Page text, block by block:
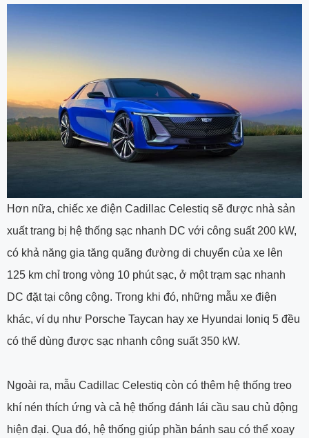
Hơn nữa, chiếc xe điện Cadillac Celestiq sẽ được nhà sản
xuất trang bị hệ thống sạc nhanh DC với công suất 200 kW,
có khả năng gia tăng quãng đường di chuyển của xe lên
125 km chỉ trong vòng 10 phút sạc, ở một trạm sạc nhanh
DC đặt tại công cộng. Trong khi đó, những mẫu xe điện
khác, ví dụ như Porsche Taycan hay xe Hyundai Ioniq 5 đều
có thể dùng được sạc nhanh công suất 350 kW.
Ngoài ra, mẫu Cadillac Celestiq còn có thêm hệ thống treo
khí nén thích ứng và cả hệ thống đánh lái cầu sau chủ động
hiện đại. Qua đó, hệ thống giúp phần bánh sau có thể xoay